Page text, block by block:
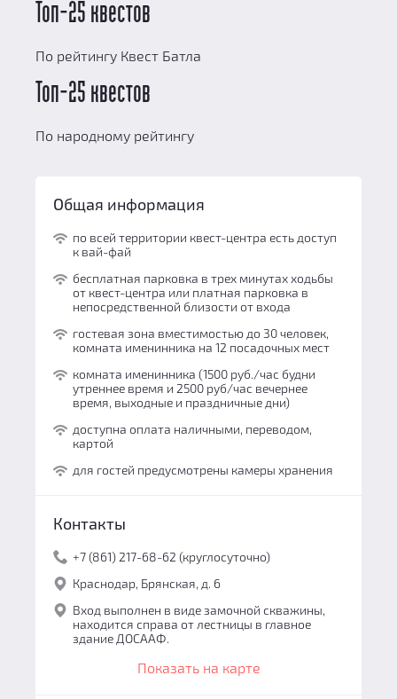
Топ-25 квестов
По рейтингу Квест Батла
Топ-25 квестов
По народному рейтингу
Общая информация
по всей территории квест-центра есть доступ
к вай-фай
бесплатная парковка в трех минутах ходьбы
от квест-центра или платная парковка в
непосредственной близости от входа
гостевая зона вместимостью до 30 человек,
комната именинника на 12 посадочных мест
комната именинника (1500 руб./час будни
утреннее время и 2500 руб/час вечернее
время, выходные и праздничные дни)
доступна оплата наличными, переводом,
картой
для гостей предусмотрены камеры хранения
Контакты
+7 (861) 217-68-62 (круглосуточно)
Краснодар, Брянская, д. 6
Вход выполнен в виде замочной скважины,
находится справа от лестницы в главное
здание ДОСААФ.
Показать на карте